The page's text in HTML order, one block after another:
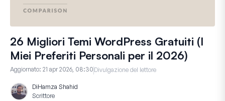
26 Migliori Temi WordPress Gratuiti (I
Miei Preferiti Personali per il 2026)
Aggiornato: 21 apr 2026, 08:30 Divulgazione del lettore
DiHamza Shahid
Scrittore